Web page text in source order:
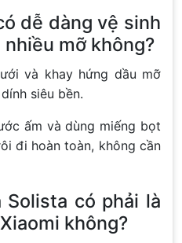
dễ dàng vệ sinh
mỡ không?
và khay hứng dầu mỡ
siêu bền.
ấm và dùng miếng bọt
đi hoàn toàn, không cần
Solista có phải là
không?